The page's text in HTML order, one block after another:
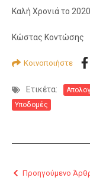
Καλή Χρονιά το
Κώστας Κοντώσης
Κοινοποιήστε
Ετικέτα:
Υποδομές
Προηγούμενο